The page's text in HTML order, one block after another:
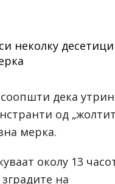
дека
од
мерка.
околу 13
на